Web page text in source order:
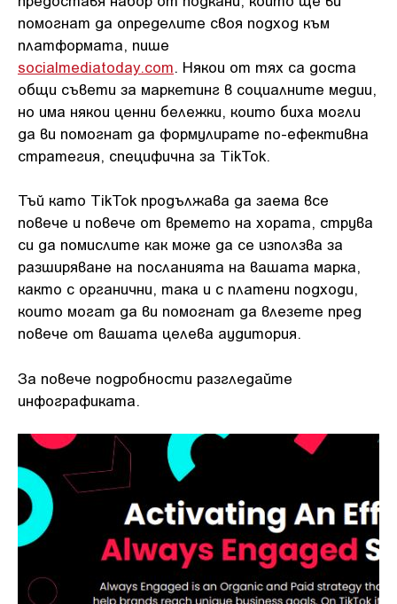
помогнат да определите своя подход към
платформата, пише
socialmediatoday.com . Някои от тях са доста
общи съвети за маркетинг в социалните медии,
но има някои ценни бележки, които биха могли
да ви помогнат да формулирате по-ефективна
стратегия, специфична за TikTok.
Тъй като TikTok продължава да заема все
повече и повече от времето на хората, струва
си да помислите как може да се използва за
разширяване на посланията на вашата марка,
както с органични, така и с платени подходи,
които могат да ви помогнат да влезете пред
повече от вашата целева аудитория.
За повече подробности разгледайте
инфографиката.